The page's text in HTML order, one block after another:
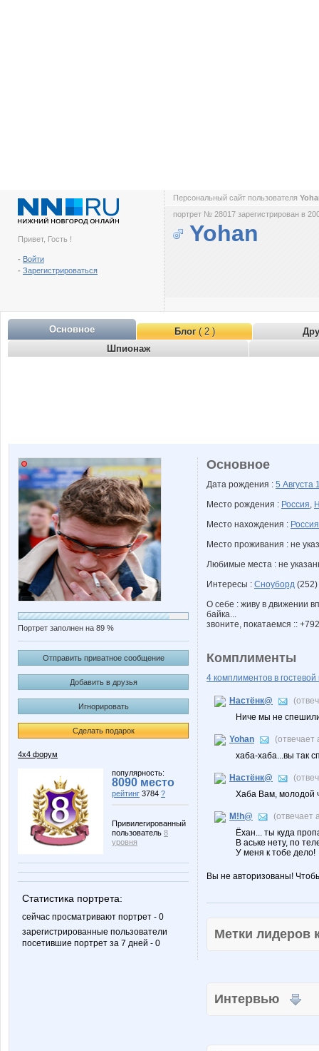
Привет, Гость !
- Войти
- Зарегистрироваться
Персональный сайт пользователя
портрет № 28017 зарегистрирован в
Yohan
Основное Блог( 2 )
Шпионаж
Портрет заполнен на 89 %
Отправить приватное сообщение
Добавить в друзья
Игнорировать
Сделать подарок
4х4 форум
популярность:
8090 место
рейтинг 3784 ?
Привилегированный
пользователь 8
уровня
Статистика портрета:
сейчас просматривают портрет - 0
зарегистрированные пользователи
посетившие портрет за 7 дней - 0
Основное
Дата рождения : 5 Августа
Место рождения : Россия,
Место нахождения : Россия
Место проживания : не
Любимые места : не
Интересы : Сноуборд
О себе : живу в движении
байка...
звоните, покатаемся ::
Комплименты
4 комплиментов в гостевой
Настёнк@
Ниче мы не
Yohan
(отвечает
хаба-хаба...вы так
Настёнк@
Хаба Вам, молодой
M!h@
(отвечает
Ёхан... ты куда
В аське нету, по
У меня к тобе дело!
Вы не авторизованы!
Метки
Интервью